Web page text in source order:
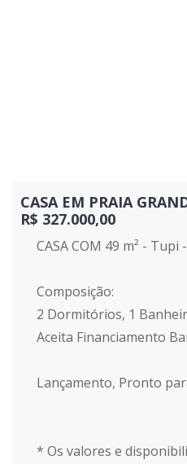
CASA EM PRAIA
R$ 327.000,00
CASA COM 49 m² - Tupi
Composição:
2 Dormitórios, 1
Aceita Financiamento
Lançamento, Pronto
* Os valores e